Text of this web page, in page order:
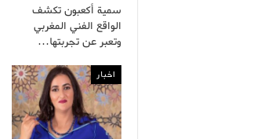
سمية أكعبون تكشف
الواقع الفني المغربي
وتعبر عن تجربتها…
اخبار